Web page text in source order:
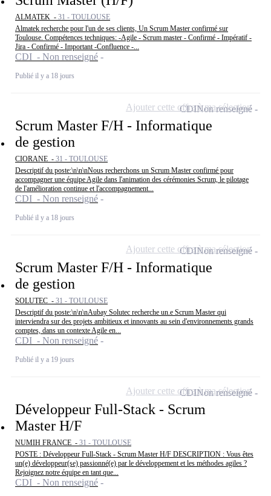
ALMATEK - 31 - TOULOUSE
Almatek recherche pour l'un de ses clients, Un Scrum Master confirmé sur
Toulouse. Compétences techniques: -Agile - Scrum master - Confirmé - Impératif -
Jira - Confirmé - Important -Confluence -...
CDI - Non renseigné
Publié il y a 18 jours
Scrum Master F/H - Informatique
de gestion
CIORANE - 31 - TOULOUSE
Descriptif du poste:\n\n\nNous recherchons un Scrum Master confirmé pour
accompagner une équipe Agile dans l'animation des cérémonies Scrum, le pilotage
de l'amélioration continue et l'accompagnement...
CDI - Non renseigné
Publié il y a 18 jours
CDINon renseigné
Ajouter cette offre à ma sélection
Scrum Master F/H - Informatique
de gestion
SOLUTEC - 31 - TOULOUSE
Descriptif du poste:\n\n\nAubay Solutec recherche un.e Scrum Master qui
interviendra sur des projets ambitieux et innovants au sein d'environnements grands
comptes, dans un contexte Agile en...
CDI - Non renseigné
Publié il y a 19 jours
CDINon renseigné
Ajouter cette offre à ma sélection
Développeur Full-Stack - Scrum
Master H/F
NUMIH FRANCE - 31 - TOULOUSE
POSTE : Développeur Full-Stack - Scrum Master H/F DESCRIPTION : Vous êtes
un(e) développeur(se) passionné(e) par le développement et les méthodes agiles ?
Rejoignez notre équipe en tant que...
CDI - Non renseigné
CDINon renseigné
Ajouter cette offre à ma sélection